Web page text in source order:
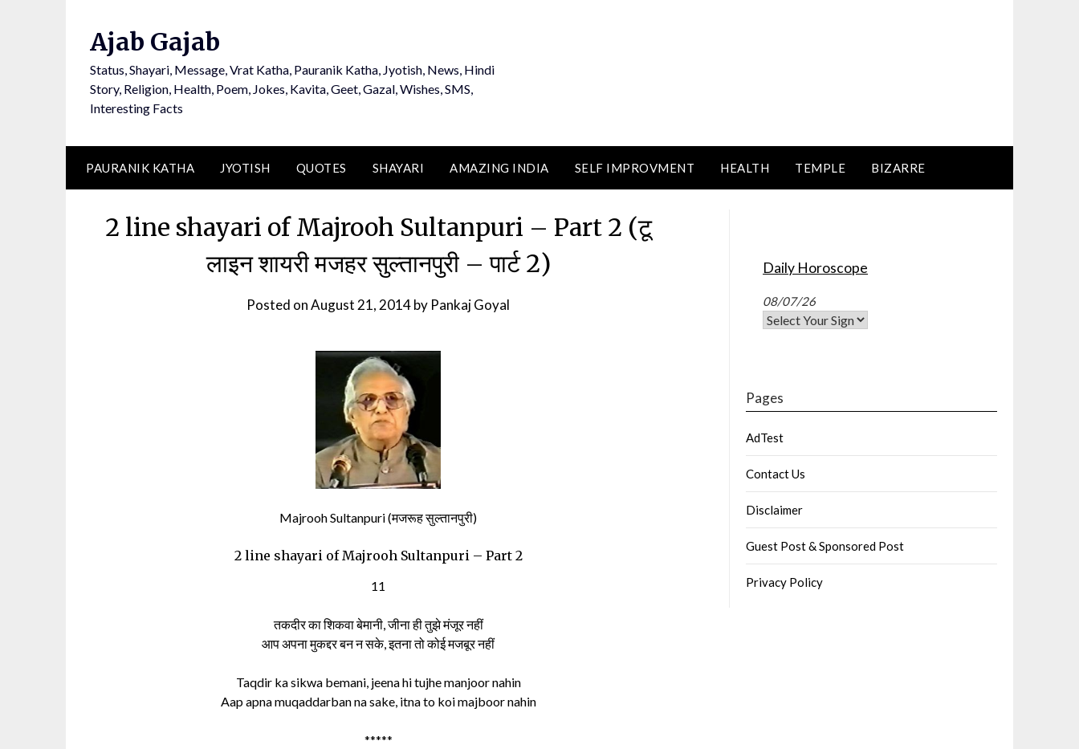
Ajab Gajab
Status, Shayari, Message, Vrat Katha, Pauranik Katha, Jyotish, News, Hindi
Story, Religion, Health, Poem, Jokes, Kavita, Geet, Gazal, Wishes, SMS,
Interesting Facts
PAURANIK KATHA JYOTISH QUOTES SHAYARI AMAZING INDIA SELF IMPROVMENT HEALTH TEMPLE BIZARRE
2 line shayari of Majrooh Sultanpuri – Part 2 (टू
लाइन शायरी मजहर सुल्तानपुरी – पार्ट 2)
Posted onAugust 21, 2014by Pankaj Goyal
Majrooh Sultanpuri (मजरूह सुल्तानपुरी)
2 line shayari of Majrooh Sultanpuri – Part 2
11
तकदीर का शिकवा बेमानी, जीना ही तुझे मंजूर नहीं
आप अपना मुकद्दर बन न सके, इतना तो कोई मजबूर नहीं
Taqdir ka sikwa bemani, jeena hi tujhe manjoor nahin
Aap apna muqaddarban na sake, itna to koi majboor nahin
*****
Daily Horoscope
08/07/26
Pages
AdTest
Contact Us
Disclaimer
Guest Post & Sponsored Post
Privacy Policy